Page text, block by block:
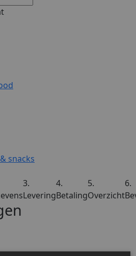
snacks
3.
Levering
4.
Betaling
5.
Overzicht
6.